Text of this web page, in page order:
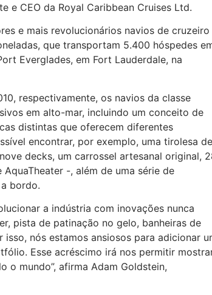
e CEO da Royal Caribbean Cruises Ltd.
e mais revolucionários navios de cruzeiro
que transportam 5.400 hóspedes
Everglades, em Fort Lauderdale, na
respectivamente, os navios da classe
em alto-mar, incluindo um conceito de
distintas que oferecem diferentes
encontrar, por exemplo, uma tirolesa de
decks, um carrossel artesanal original,
-, além de uma série de
bordo.
a indústria com inovações nunca
pista de patinação no gelo, banheiras de
isso, nós estamos ansiosos para adicionar
Esse acréscimo irá nos permitir
o mundo”, afirma Adam Goldstein,